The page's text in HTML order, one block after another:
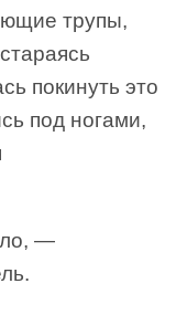
трупы,
покинуть это
под ногами,
—